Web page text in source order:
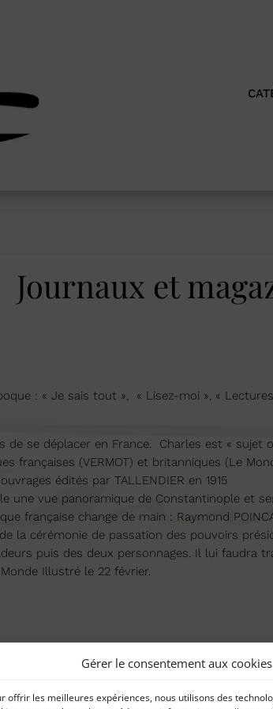
Gérer le consentement aux cookies
offrir les meilleures expériences, nous utilisons des
Journaux et
: « Je sais tout », « Lisez-moi », «
de se déplacer en France. Charles est «
françaises (VERMOT) et britanniques (Le
édités par TALLENDIER en 1915
une vue panoramique de Constantinople et
française change de main : Raymond
la cérémonie de passation des pouvoirs
puis des deux personnages. Il lui faudra
Illustré le 22 février.
Catégories